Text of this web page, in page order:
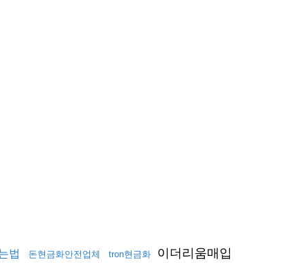
법 돈현금화안전업체 tron현금화 이더리움매입